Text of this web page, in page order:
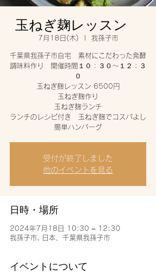
玉ねぎ麹レッスン
7月18日(木) 我孫子市
千葉県我孫子市自宅 素材にこだわった発酵
調味料作り 開催時間１０：３０〜１２：３
０
玉ねぎ麹レッスン 6500円
玉ねぎ麹作り
玉ねぎ麹ランチ
ランチのレシピ付き 玉ねぎ麹でコスパよし
簡単ハンバーグ
受付が終了しました
他のイベントを見る
日時・場所
2024年7月18日 10:30 – 12:30
我孫子市, 日本、千葉県我孫子市
イベントについて